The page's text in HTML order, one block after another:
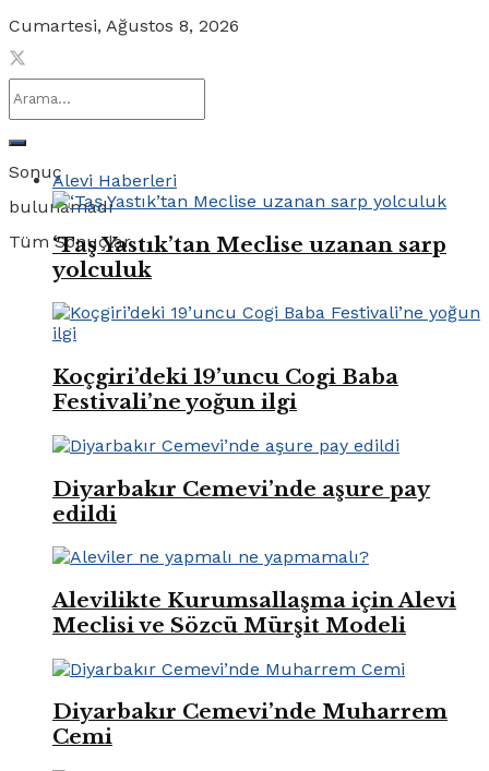
Cumartesi, Ağustos 8, 2026
Sonuç
bulunamadı
Tüm Sonuçlar
Alevi Haberleri
‘Taş Yastık’tan Meclise uzanan sarp
yolculuk
Koçgiri’deki 19’uncu Cogi Baba
Festivali’ne yoğun ilgi
Diyarbakır Cemevi’nde aşure pay
edildi
Alevilikte Kurumsallaşma için Alevi
Meclisi ve Sözcü Mürşit Modeli
Diyarbakır Cemevi’nde Muharrem
Cemi